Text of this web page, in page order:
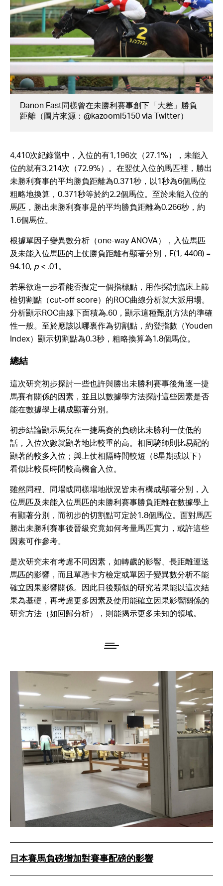
Danon Fast同樣曾在未勝利賽事創下「大差」勝負
距離（圖片來源：@kazoomi5150 via Twitter）
4,410次紀錄當中，入位的有1,196次（27.1%），未能入
位的就有3,214次（72.9%）。在翌仗入位的馬匹裡，勝出
未勝利賽事的平均勝負距離為0.371秒，以1秒為6個馬位
粗略地換算，0.371秒等於約2.2個馬位。至於未能入位的
馬匹，勝出未勝利賽事是的平均勝負距離為0.266秒，約
1.6個馬位。
根據單因子變異數分析（one-way ANOVA），入位馬匹
及未能入位馬匹的上仗勝負距離有顯著分別，F(1, 4408) =
94.10, p < .01。
若果欲進一步看能否擬定一個指標點，用作探討臨床上篩
檢切割點（cut-off score）的ROC曲線分析就大派用場。
分析顯示ROC曲線下面積為.60，顯示這種甄別方法的準確
性一般。至於應該以哪裏作為切割點，約登指數（Youden
Index）顯示切割點為0.3秒，粗略換算為1.8個馬位。
總結
這次研究初步探討一些也許與勝出未勝利賽事後角逐一捷
馬賽有關係的因素，並且以數據學方法探討這些因素是否
能在數據學上構成顯著分別。
初步結論顯示馬兒在一捷馬賽的負磅比未勝利一仗低的
話，入位次數就顯著地比較重的高。相同騎師則比易配的
顯著的較多入位；與上仗相隔時間較短（8星期或以下）
看似比較長時間較高機會入位。
雖然同程、同場或同樣場地狀況皆未有構成顯著分別，入
位馬匹及未能入位馬匹的未勝利賽事勝負距離在數據學上
有顯著分別，而初步的切割點可定於1.8個馬位。面對馬匹
勝出未勝利賽事後晉級究竟如何考量馬匹實力，或許這些
因素可作參考。
是次研究未有考慮不同因素，如轉歲的影響、長距離運送
馬匹的影響，而且單憑卡方檢定或單因子變異數分析不能
確立因果影響關係。因此日後類似的研究若果能以這次結
果為基礎，再考慮更多因素及使用能確立因果影響關係的
研究方法（如回歸分析），則能揭示更多未知的領域。
日本賽馬負磅增加對賽事配磅的影響